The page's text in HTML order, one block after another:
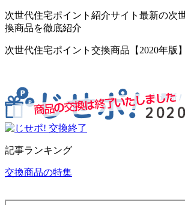
次世代住宅ポイント紹介サイト最新の次
換商品を徹底紹介
次世代住宅ポイント交換商品【2020年版
記事ランキング
交換商品の特集